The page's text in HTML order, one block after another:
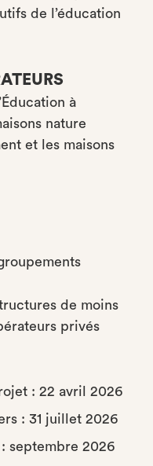
de l’éducation
à
nature
et les maisons
de moins
privés
: 22 avril 2026
: 31 juillet 2026
septembre 2026